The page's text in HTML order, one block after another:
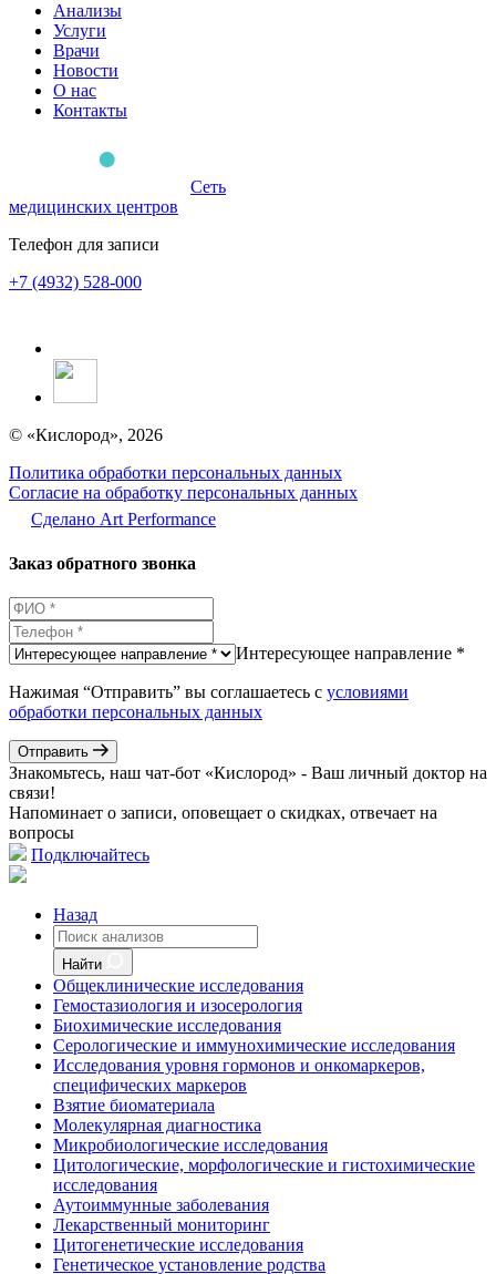
Анализы
Услуги
Врачи
Новости
О нас
Контакты
Сеть
медицинских центров
Телефон для записи
+7 (4932) 528-000
© «Кислород», 2026
Политика обработки персональных данных
Согласие на обработку персональных данных
Сделано Аrt Performance
Заказ обратного звонка
Интересующее направление *
Нажимая “Отправить” вы соглашаетесь с условиями
обработки персональных данных
Отправить
Знакомьтесь, наш чат-бот «Кислород» - Ваш личный доктор на
связи!
Напоминает о записи, оповещает о скидках, отвечает на
вопросы
Подключайтесь
Назад
Найти
Общеклинические исследования
Гемостазиология и изосерология
Биохимические исследования
Серологические и иммунохимические исследования
Исследования уровня гормонов и онкомаркеров,
специфических маркеров
Взятие биоматериала
Молекулярная диагностика
Микробиологические исследования
Цитологические, морфологические и гистохимические
исследования
Аутоиммунные заболевания
Лекарственный мониторинг
Цитогенетические исследования
Генетическое установление родства